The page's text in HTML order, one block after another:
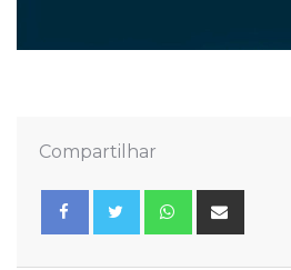
Compartilhar
Whatsapp